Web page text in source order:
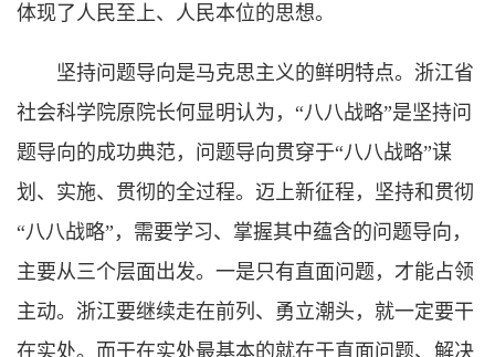
体现了人民至上、人民本位的思想。
坚持问题导向是马克思主义的鲜明特点。浙江省
社会科学院原院长何显明认为，“八八战略”是坚持问
题导向的成功典范，问题导向贯穿于“八八战略”谋
划、实施、贯彻的全过程。迈上新征程，坚持和贯彻
“八八战略”，需要学习、掌握其中蕴含的问题导向，
主要从三个层面出发。一是只有直面问题，才能占领
主动。浙江要继续走在前列、勇立潮头，就一定要干
在实处。而干在实处最基本的就在于直面问题、解决